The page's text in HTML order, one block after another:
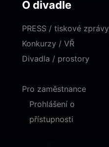
O divadle
PRESS / tiskové zprávy
Konkurzy / VŘ
Divadla / prostory
Pro zaměstnance
Prohlášení o
přístupnosti